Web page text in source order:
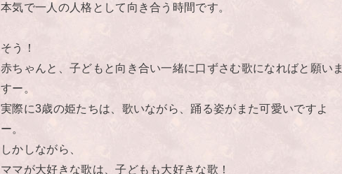
本気で一人の人格として向き合う時間です。
そう！
赤ちゃんと、子どもと向き合い一緒に口ずさむ歌になればと願いま
すー。
実際に3歳の姫たちは、歌いながら、踊る姿がまた可愛いですよ
ー。
しかしながら、
ママが大好きな歌は、子どもも大好きな歌！